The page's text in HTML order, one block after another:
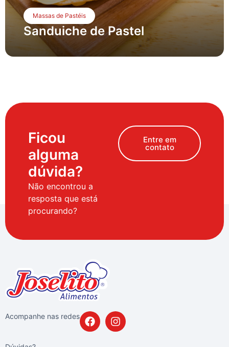
Massas de Pastéis
Sanduiche de Pastel
Ficou
alguma
dúvida?
Não encontrou a
resposta que está
procurando?
Entre em
contato
Acompanhe nas redes